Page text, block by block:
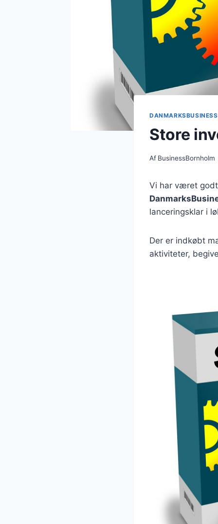
DANMARKSBUSINESS
Store
Af BusinessBornholm
Vi har været
lanceringsklar i
Der er indkøbt
aktiviteter,